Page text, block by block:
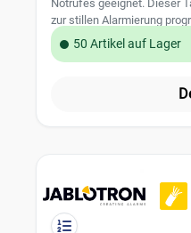
Notrufes geeignet. Dieser
zur stillen Alarmierung
Gebäudeautomatisierung
Steuerung von PG-
Aktivierungs-LED
allgemein
Sicherheitsstufe: Grad 2,
50130-4; EN 55022 EAN
50 Artikel auf Lager